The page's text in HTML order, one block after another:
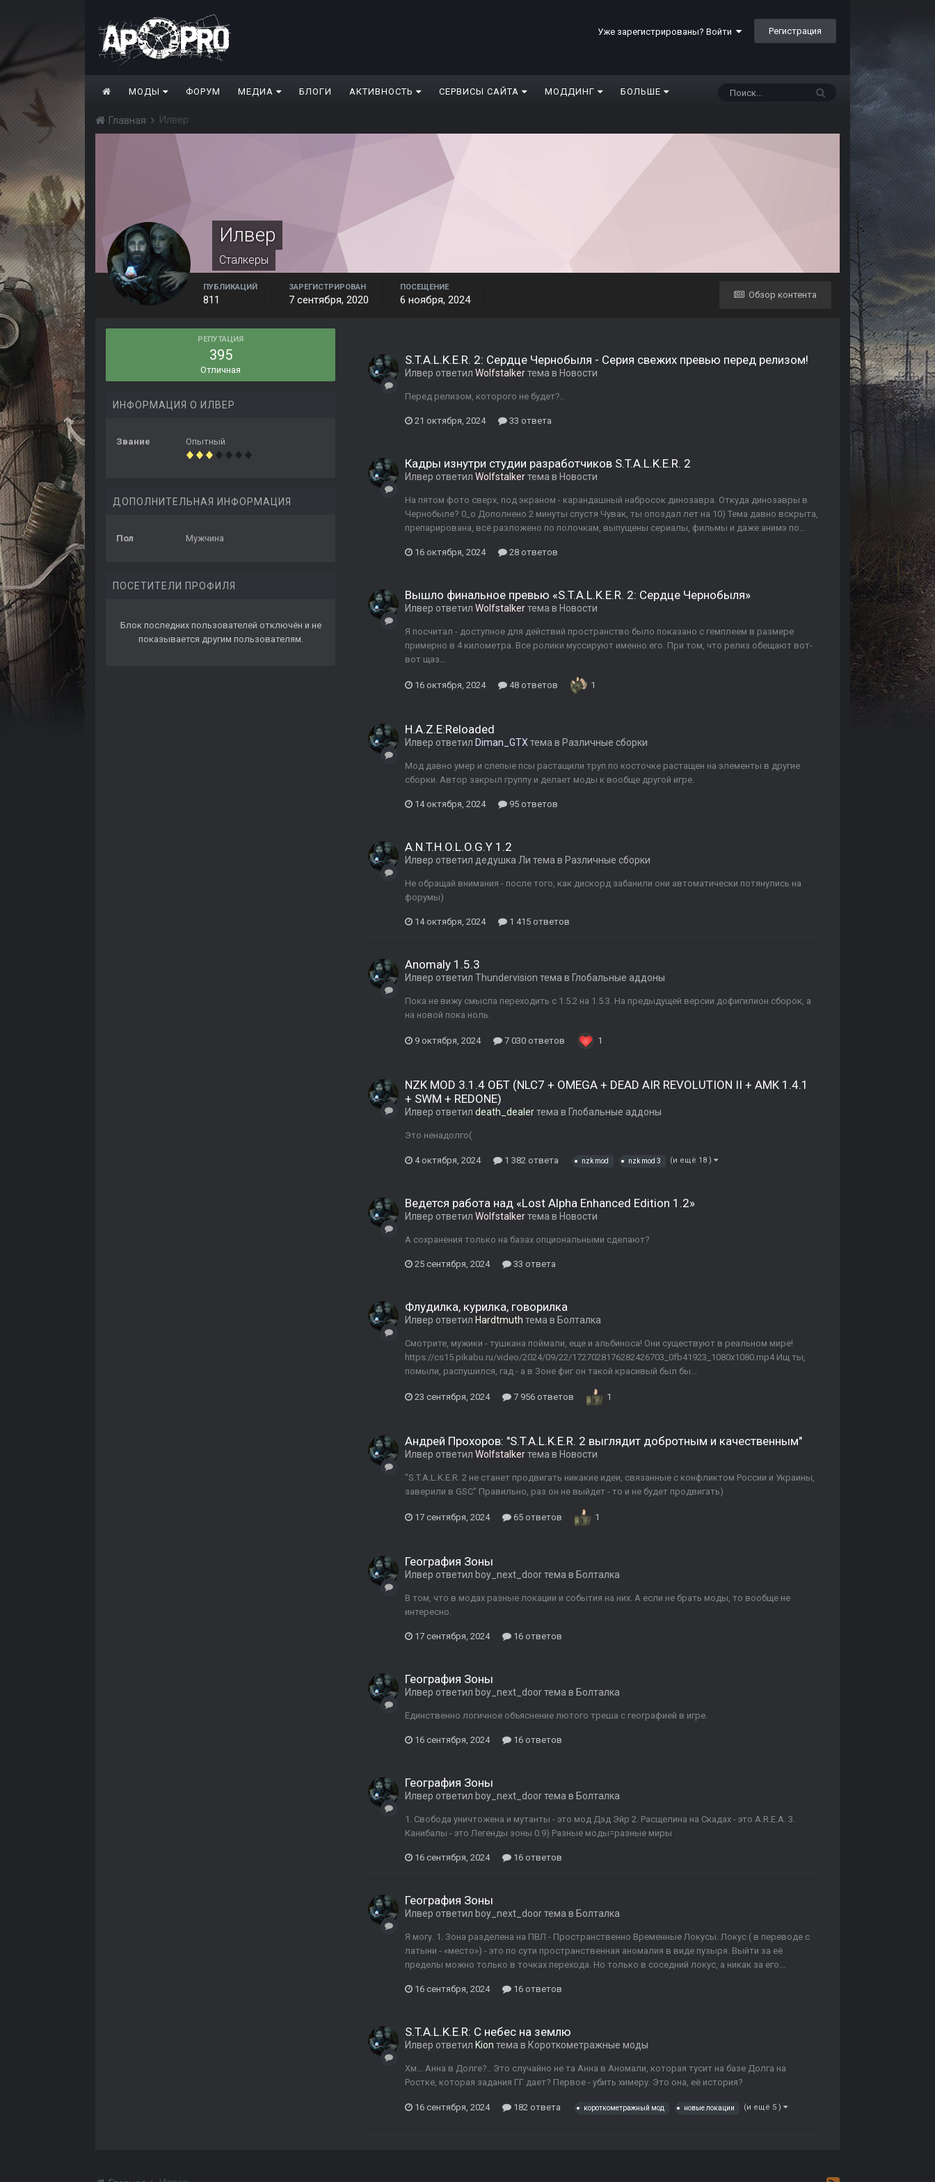
Уже зарегистрированы? Войти Регистрация
МОДЫ ФОРУМ МЕДИА БЛОГИ АКТИВНОСТЬ СЕРВИСЫ САЙТА МОДДИНГ БОЛЬШЕ
Главная Илвер
Илвер
Сталкеры
Обзор контента
ПУБЛИКАЦИЙ
811
ЗАРЕГИСТРИРОВАН
7 сентября, 2020
ПОСЕЩЕНИЕ
6 ноября, 2024
РЕПУТАЦИЯ
395
Отличная
ИНФОРМАЦИЯ О ИЛВЕР
Звание Опытный
ДОПОЛНИТЕЛЬНАЯ ИНФОРМАЦИЯ
Пол Мужчина
ПОСЕТИТЕЛИ ПРОФИЛЯ
Блок последних пользователей отключён и не
показывается другим пользователям.
S.T.A.L.K.E.R. 2: Сердце Чернобыля - Серия свежих превью перед релизом!
Илвер ответил Wolfstalkerтема в Новости
Перед релизом, которого не будет?..
21 октября, 2024 33 ответа
Кадры изнутри студии разработчиков S.T.A.L.K.E.R. 2
Илвер ответил Wolfstalkerтема в Новости
На пятом фото сверх, под экраном - карандашный набросок динозавра. Откуда динозавры в
Чернобыле? 0_о Дополнено 2 минуты спустя Чувак, ты опоздал лет на 10) Тема давно вскрыта,
препарирована, всё разложено по полочкам, выпущены сериалы, фильмы и даже анимэ по...
16 октября, 2024 28 ответов
Вышло финальное превью «S.T.A.L.K.E.R. 2: Сердце Чернобыля»
Илвер ответил Wolfstalkerтема в Новости
Я посчитал - доступное для действий пространство было показано с гемплеем в размере
примерно в 4 километра. Все ролики муссируют именно его. При том, что релиз обещают вот-
вот щаз...
16 октября, 2024 48 ответов 1
H.A.Z.E:Reloaded
Илвер ответил Diman_GTX тема в Различные сборки
Мод давно умер и слепые псы растащили труп по косточке растащен на элементы в другие
сборки. Автор закрыл группу и делает моды к вообще другой игре.
14 октября, 2024 95 ответов
A.N.T.H.O.L.O.G.Y 1.2
Илвер ответил дедушка Ли тема в Различные сборки
Не обращай внимания - после того, как дискорд забанили они автоматически потянулись на
форумы)
14 октября, 2024 1 415 ответов
Anomaly 1.5.3
Илвер ответил Thundervision тема в Глобальные аддоны
Пока не вижу смысла переходить с 1.5.2 на 1.5.3. На предыдущей версии дофигилион сборок, а
на новой пока ноль.
9 октября, 2024 7 030 ответов 1
NZK MOD 3.1.4 ОБТ (NLC7 + OMEGA + DEAD AIR REVOLUTION II + AMK 1.4.1
+ SWM + REDONE)
Илвер ответил death_dealerтема в Глобальные аддоны
Это ненадолго(
4 октября, 2024 1 382 ответа nzk mod nzk mod 3 (и ещё 18 )
Ведется работа над «Lost Alpha Enhanced Edition 1.2»
Илвер ответил Wolfstalkerтема в Новости
А сохранения только на базах опциональными сделают?
25 сентября, 2024 33 ответа
Флудилка, курилка, говорилка
Илвер ответил Hardtmuth тема в Болталка
Смотрите, мужики - тушкана поймали, еще и альбиноса! Они существуют в реальном мире!
https://cs15.pikabu.ru/video/2024/09/22/1727028176282426703_0fb41923_1080x1080.mp4 Ищ ты,
помыли, распушился, гад - а в Зоне фиг он такой красивый был бы...
23 сентября, 2024 7 956 ответов 1
Андрей Прохоров: "S.T.A.L.K.E.R. 2 выглядит добротным и качественным"
Илвер ответил Wolfstalkerтема в Новости
"S.T.A.L.K.E.R. 2 не станет продвигать никакие идеи, связанные с конфликтом России и Украины,
заверили в GSC" Правильно, раз он не выйдет - то и не будет продвигать)
17 сентября, 2024 65 ответов 1
География Зоны
Илвер ответил boy_next_doorтема в Болталка
В том, что в модах разные локации и события на них. А если не брать моды, то вообще не
интересно.
17 сентября, 2024 16 ответов
География Зоны
Илвер ответил boy_next_doorтема в Болталка
Единственно логичное объяснение лютого треша с географией в игре.
16 сентября, 2024 16 ответов
География Зоны
Илвер ответил boy_next_doorтема в Болталка
1. Свобода уничтожена и мутанты - это мод Дэд Эйр 2. Расщелина на Скадах - это А.R.E.А. 3.
Канибалы - это Легенды зоны 0.9) Разные моды=разные миры
16 сентября, 2024 16 ответов
География Зоны
Илвер ответил boy_next_doorтема в Болталка
Я могу. 1. Зона разделена на ПВЛ - Пространственно Временные Локусы. Локус ( в переводе с
латыни - «место») - это по сути пространственная аномалия в виде пузыря. Выйти за её
пределы можно только в точках перехода. Но только в соседний локус, а никак за его...
16 сентября, 2024 16 ответов
S.T.A.L.K.E.R: С небес на землю
Илвер ответил Kion тема в Короткометражные моды
Хм... Анна в Долге?.. Это случайно не та Анна в Аномали, которая тусит на базе Долга на
Ростке, которая задания ГГ дает? Первое - убить химеру. Это она, её история?
16 сентября, 2024 182 ответа короткометражный мод новые локации (и ещё 5 )